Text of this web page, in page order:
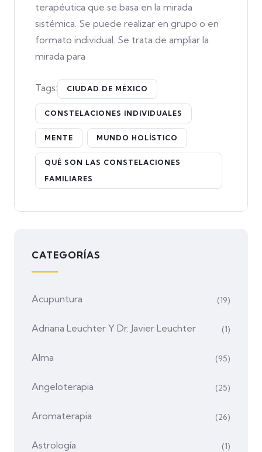
terapéutica que se basa en la mirada
sistémica. Se puede realizar en grupo o en
formato individual. Se trata de ampliar la
mirada para
Tags: CIUDAD DE MÉXICO
CONSTELACIONES INDIVIDUALES
MENTE MUNDO HOLÍSTICO
QUÉ SON LAS CONSTELACIONES
FAMILIARES
CATEGORÍAS
Acupuntura (19)
Adriana Leuchter Y Dr. Javier Leuchter (1)
Alma (95)
Angeloterapia (25)
Aromaterapia (26)
Astrología (1)